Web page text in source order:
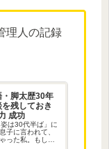
理人の記録
脚太歴30年
残しておき
成功
姿は30代半ば」に
子に言われて、
った私。もしか